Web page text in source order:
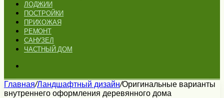
ЛОДЖИИ
ПОСТРОЙКИ
ПРИХОЖАЯ
РЕМОНТ
САНУЗЕЛ
ЧАСТНЫЙ ДОМ
Главная/Ландшафтный дизайн/Оригинальные варианты
внутреннего оформления деревянного дома